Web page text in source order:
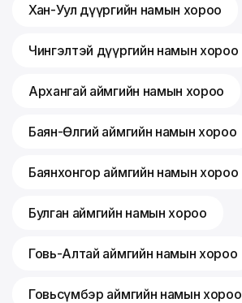
Хан-Уул дүүргийн намын хороо
Чингэлтэй дүүргийн намын хороо
Архангай аймгийн намын хороо
Баян-Өлгий аймгийн намын хороо
Баянхонгор аймгийн намын хороо
Булган аймгийн намын хороо
Говь-Алтай аймгийн намын хороо
Говьсүмбэр аймгийн намын хороо